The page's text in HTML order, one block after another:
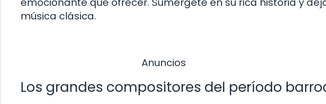
música clásica.
Anuncios
Los grandes compositores del período